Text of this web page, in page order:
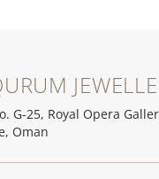
G-25, Royal Opera
Oman